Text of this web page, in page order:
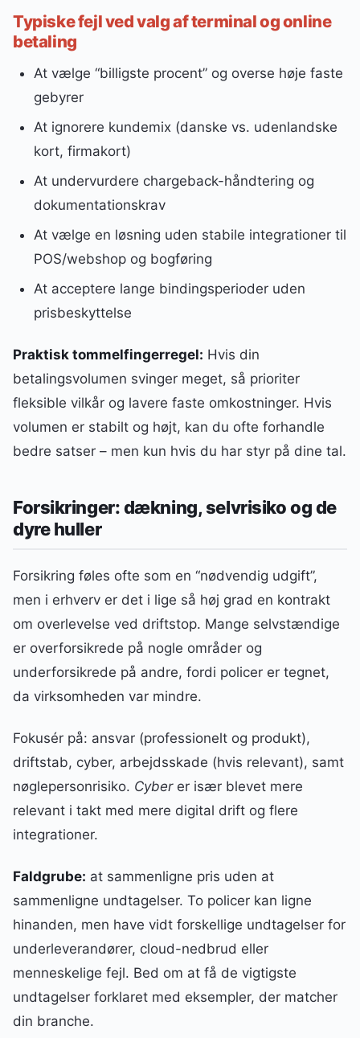
Typiske fejl ved valg af terminal og online
betaling
At vælge “billigste procent” og overse høje faste
gebyrer
At ignorere kundemix (danske vs. udenlandske
kort, firmakort)
At undervurdere chargeback-håndtering og
dokumentationskrav
At vælge en løsning uden stabile integrationer til
POS/webshop og bogføring
At acceptere lange bindingsperioder uden
prisbeskyttelse
Praktisk tommelfingerregel: Hvis din
betalingsvolumen svinger meget, så prioriter
fleksible vilkår og lavere faste omkostninger. Hvis
volumen er stabilt og højt, kan du ofte forhandle
bedre satser – men kun hvis du har styr på dine tal.
Forsikringer: dækning, selvrisiko og de
dyre huller
Forsikring føles ofte som en “nødvendig udgift”,
men i erhverv er det i lige så høj grad en kontrakt
om overlevelse ved driftstop. Mange selvstændige
er overforsikrede på nogle områder og
underforsikrede på andre, fordi policer er tegnet,
da virksomheden var mindre.
Fokusér på: ansvar (professionelt og produkt),
driftstab, cyber, arbejdsskade (hvis relevant), samt
nøglepersonrisiko. Cyberer især blevet mere
relevant i takt med mere digital drift og flere
integrationer.
Faldgrube: at sammenligne pris uden at
sammenligne undtagelser. To policer kan ligne
hinanden, men have vidt forskellige undtagelser for
underleverandører, cloud-nedbrud eller
menneskelige fejl. Bed om at få de vigtigste
undtagelser forklaret med eksempler, der matcher
din branche.